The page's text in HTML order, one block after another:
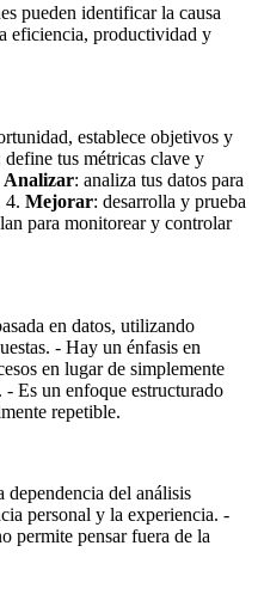
pueden identificar la causa
eficiencia, productividad y
establece objetivos y
define tus métricas clave y
Analizar: analiza tus datos para
4. Mejorar: desarrolla y prueba
para monitorear y controlar
en datos, utilizando
- Hay un énfasis en
en lugar de simplemente
- Es un enfoque estructurado
repetible.
dependencia del análisis
personal y la experiencia. -
permite pensar fuera de la